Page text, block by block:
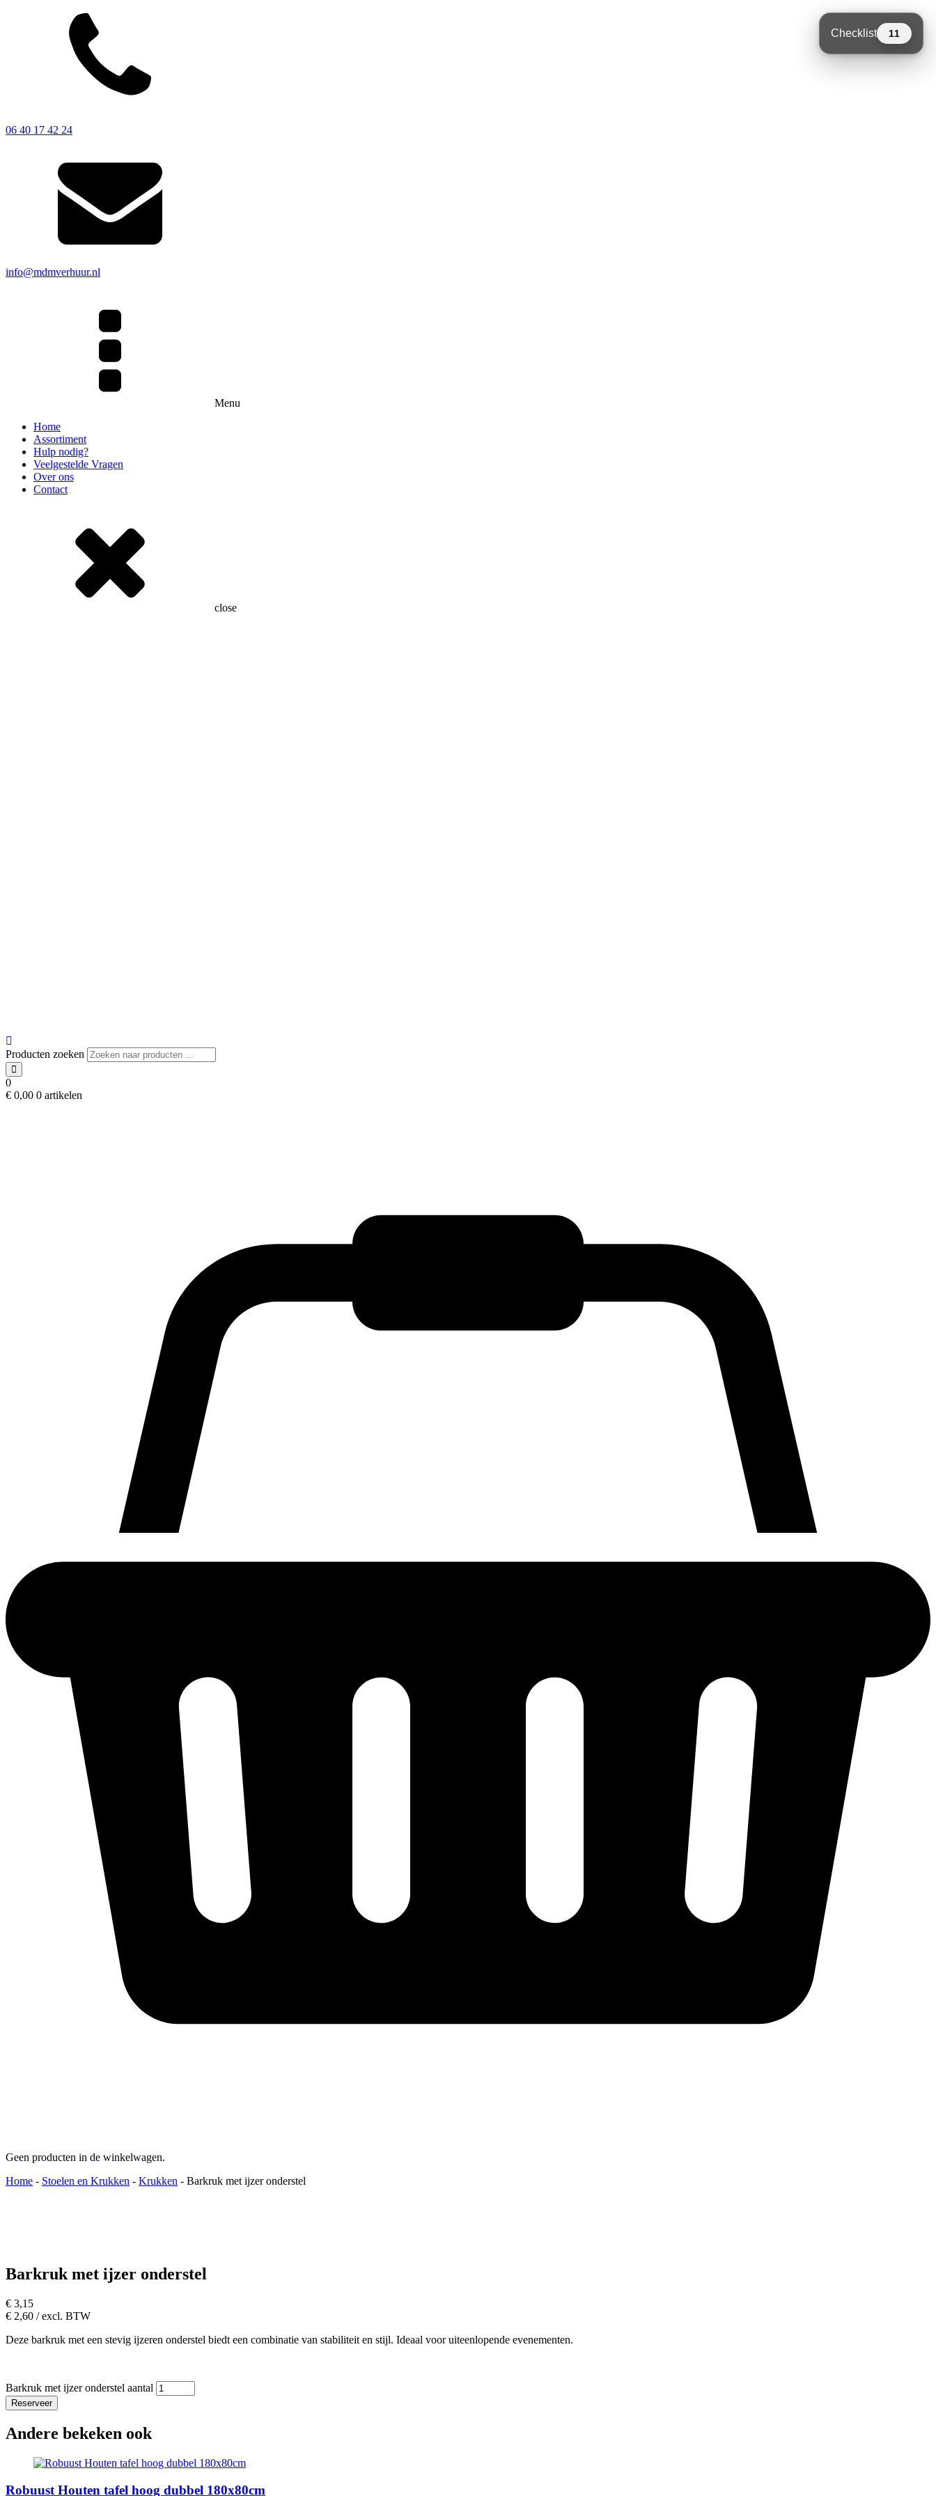
06 40 17 42 24
info@mdmverhuur.nl
Menu
Home
Assortiment
Hulp nodig?
Veelgestelde Vragen
Over ons
Contact
close
Producten zoeken
0
€ 0,00 0 artikelen
Geen producten in de winkelwagen.
Home - Stoelen en Krukken - Krukken - Barkruk met ijzer onderstel
Barkruk met ijzer onderstel
€ 3,15
€ 2,60 / excl. BTW
Deze barkruk met een stevig ijzeren onderstel biedt een combinatie van stabiliteit en stijl. Ideaal voor uiteenlopende evenementen.
Barkruk met ijzer onderstel aantal
Reserveer
Andere bekeken ook
Robuust Houten tafel hoog dubbel 180x80cm
Checklist 11